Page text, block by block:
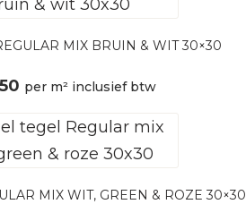
MIX BRUIN & WIT 30×30
per m² inclusief btw
MIX WIT, GREEN & ROZE 30×30